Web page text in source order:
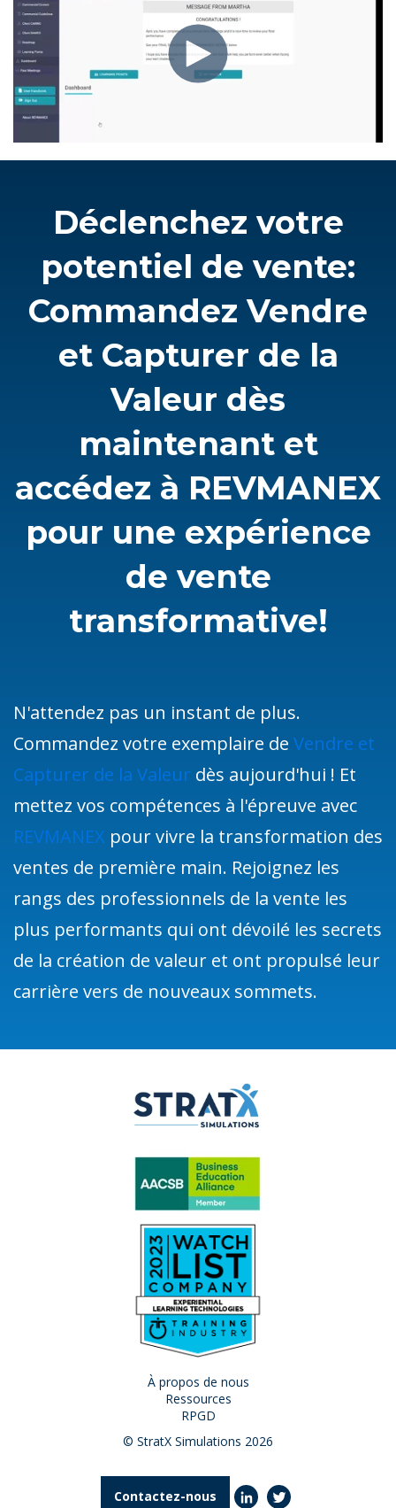
Déclenchez votre
potentiel de vente:
Commandez Vendre
et Capturer de la
Valeur dès
maintenant et
accédez à REVMANEX
pour une expérience
de vente
transformative!
N'attendez pas un instant de plus.
Commandez votre exemplaire de Vendre et
Capturer de la Valeur dès aujourd'hui ! Et
mettez vos compétences à l'épreuve avec
REVMANEX pour vivre la transformation des
ventes de première main. Rejoignez les
rangs des professionnels de la vente les
plus performants qui ont dévoilé les secrets
de la création de valeur et ont propulsé leur
carrière vers de nouveaux sommets.
À propos de nous
Ressources
RPGD
© StratX Simulations 2026
Contactez-nous